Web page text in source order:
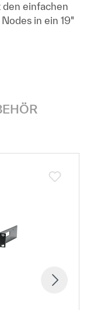
einfachen
in ein 19"